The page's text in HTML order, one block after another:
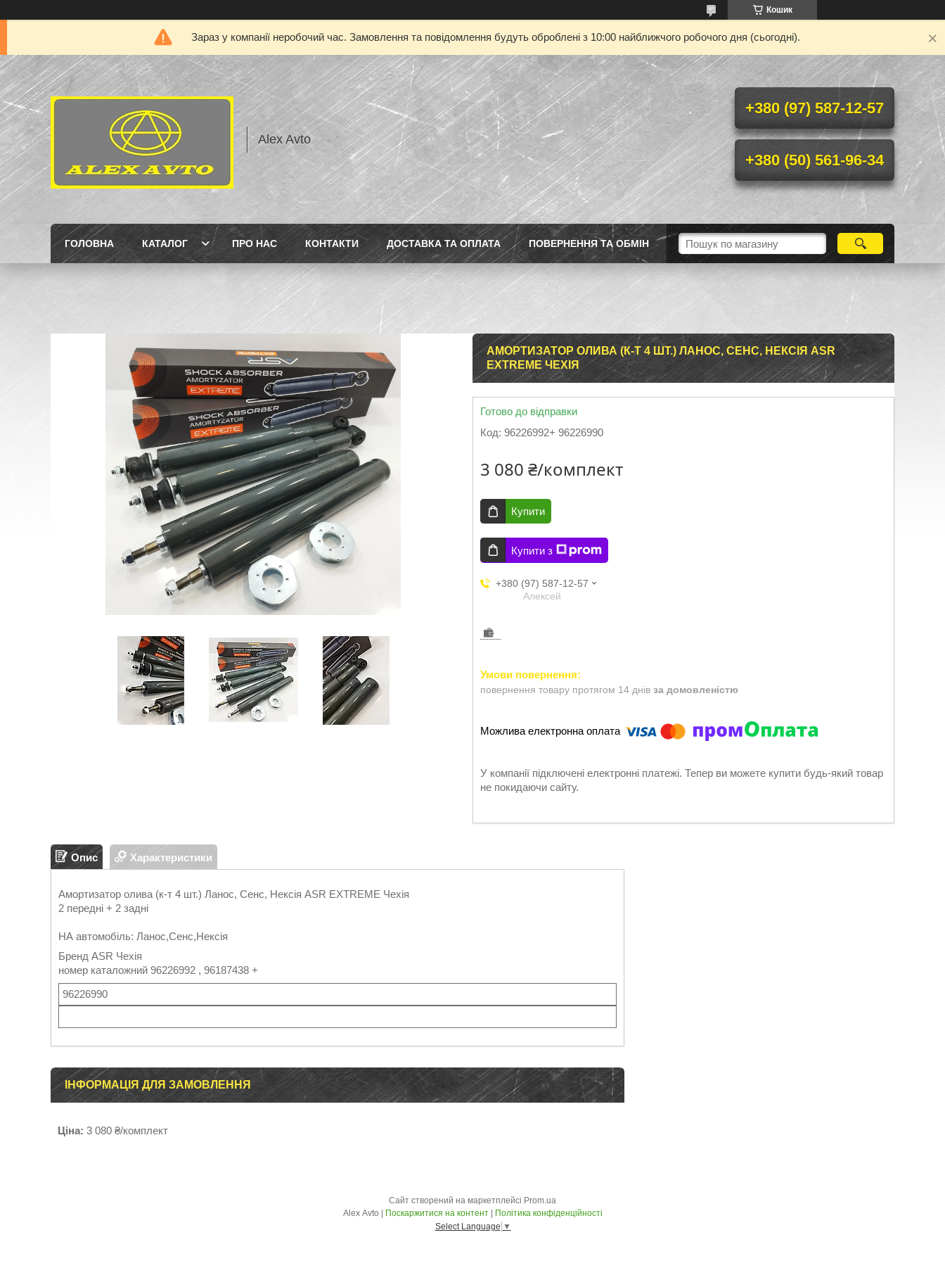
Кошик
Зараз у компанії неробочий час. Замовлення та повідомлення будуть оброблені з 10:00 найближчого робочого дня (сьогодні).
Alex Avto
+380 (97) 587-12-57
+380 (50) 561-96-34
ГОЛОВНА КАТАЛОГ ПРО НАС КОНТАКТИ ДОСТАВКА ТА ОПЛАТА ПОВЕРНЕННЯ ТА ОБМІН
АМОРТИЗАТОР ОЛИВА (К-Т 4 ШТ.) ЛАНОС, СЕНС, НЕКСІЯ ASR
EXTREME ЧЕХІЯ
Готово до відправки
Код: 96226992+ 96226990
3 080 ₴/комплект
Купити
Купити з
+380 (97) 587-12-57
Aлексей
повернення товару протягом 14 днів за домовленістю
У компанії підключені електронні платежі. Тепер ви можете купити будь-який товар
не покидаючи сайту.
Опис Характеристики
Амортизатор олива (к-т 4 шт.) Ланос, Сенс, Нексія ASR EXTREME Чехія
2 передні + 2 задні
НА автомобіль: Ланос,Сенс,Нексія
Бренд ASR Чехія
номер каталожний 96226992 , 96187438 +
96226990
ІНФОРМАЦІЯ ДЛЯ ЗАМОВЛЕННЯ
Ціна: 3 080 ₴/комплект
Сайт створений на маркетплейсі Prom.ua
Поскаржитися на контент
Політика конфіденційності
Select Language ▼